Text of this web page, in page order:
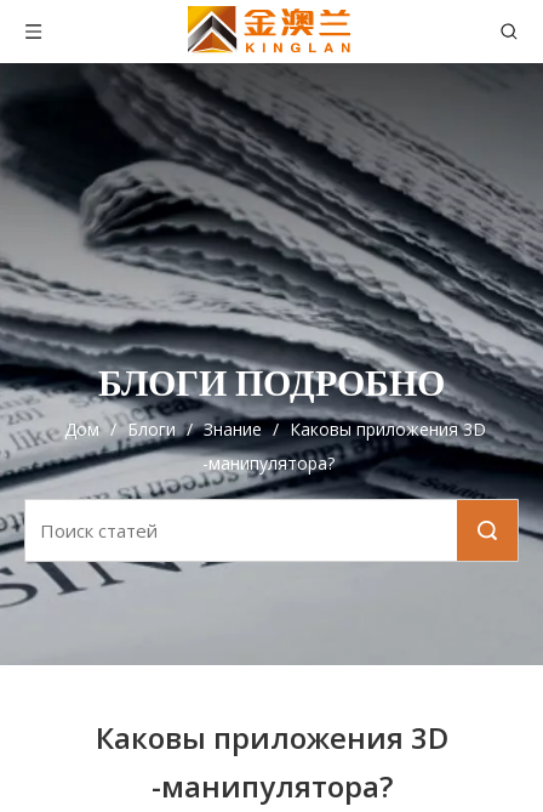
БЛОГИ ПОДРОБНО
Дом / Блоги / Знание / Каковы приложения 3D
-манипулятора?
Каковы приложения 3D
-манипулятора?